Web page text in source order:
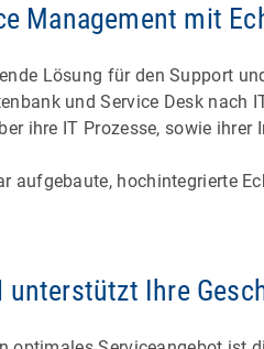
Management mit
Lösung für den Support
und Service Desk nach
ihre IT Prozesse, sowie
aufgebaute, hochintegrierte
unterstützt Ihre